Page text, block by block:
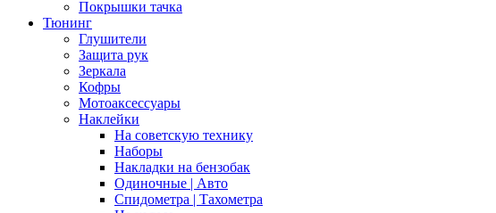
Покрышки тачка
Тюнинг
Глушители
Защита рук
Зеркала
Кофры
Мотоаксессуары
Наклейки
На советскую технику
Наборы
Накладки на бензобак
Одиночные | Авто
Спидометра | Тахометра